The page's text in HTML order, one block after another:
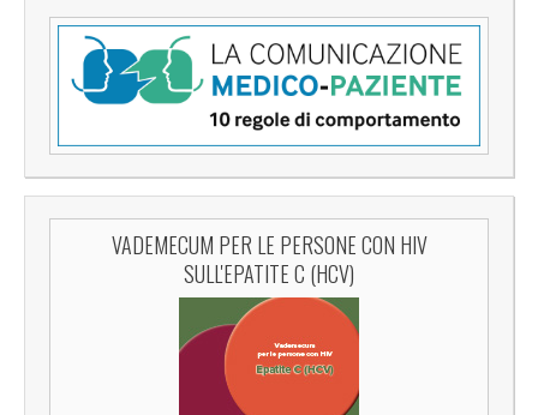
VADEMECUM PER LE PERSONE CON HIV
SULL'EPATITE C (HCV)